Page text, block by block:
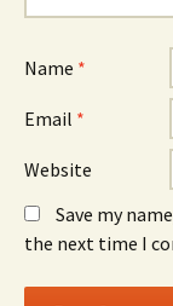
Name *
Email *
Website
Save my
the next time I